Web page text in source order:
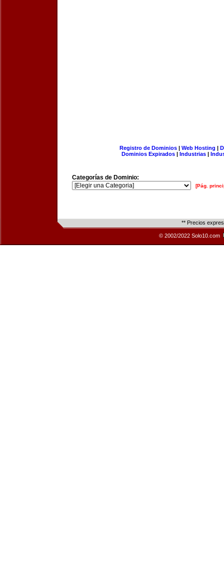
Registro de Dominios| Web Hosting |
Dominios Expirados | Industrias |
Categorías de Dominio:
[Pág.
** Precios
© 2002/2022 Solo10.com